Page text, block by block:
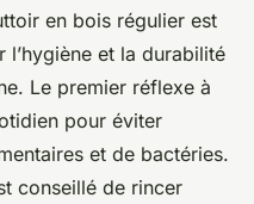
en bois régulier est
l’hygiène et la durabilité
Le premier réflexe à
pour éviter
et de bactéries.
conseillé de rincer